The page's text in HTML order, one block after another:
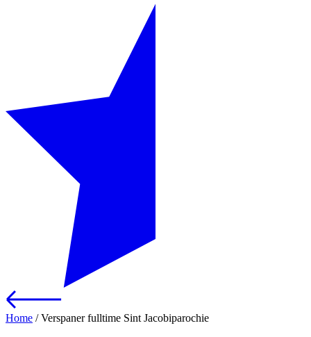
Home /Verspaner fulltime Sint Jacobiparochie